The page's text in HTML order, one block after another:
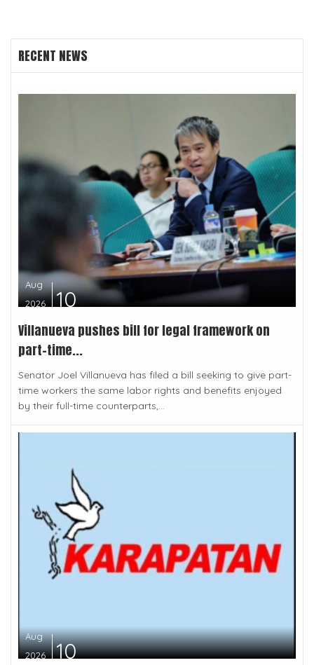
RECENT NEWS
Aug
2026
10
Villanueva pushes bill for legal framework on
part-time...
Senator Joel Villanueva has filed a bill seeking to give part-
time workers the same labor rights and benefits enjoyed
by their full-time counterparts,...
Aug
2026
10